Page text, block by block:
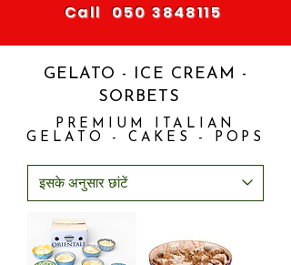
Call 050 3848115
GELATO - ICE CREAM -
SORBETS
PREMIUM ITALIAN
GELATO - CAKES - POPS